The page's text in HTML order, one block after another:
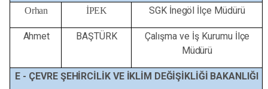
Orhan İPEK SGK İnegöl İlçe Müdürü
Ahmet BAŞTÜRK Çalışma ve İş Kurumu İlçe
Müdürü
E - ÇEVRE ŞEHİRCİLİKVE İKLİM DEĞİŞİKLİĞİ BAKANLIĞI